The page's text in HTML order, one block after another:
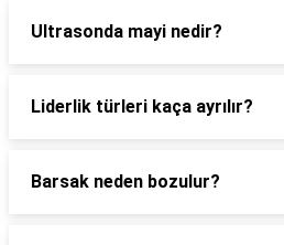
Ultrasonda mayi nedir?
Liderlik türleri kaça ayrılır?
Barsak neden bozulur?